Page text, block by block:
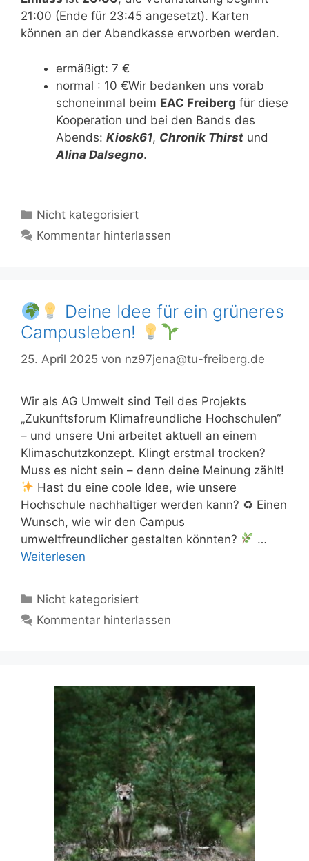
21:00 (Ende für 23:45 angesetzt). Karten
können an der Abendkasse erworben werden.
ermäßigt: 7 €
normal : 10 €Wir bedanken uns vorab
schoneinmal beim EAC Freiberg für diese
Kooperation und bei den Bands des
Abends: Kiosk61, Chronik Thirst und
Alina Dalsegno.
Kategorien
Nicht kategorisiert
Kommentar hinterlassen
Deine Idee für ein grüneres
Campusleben!
25. April 2025 von nz97jena@tu-freiberg.de
Wir als AG Umwelt sind Teil des Projekts
„Zukunftsforum Klimafreundliche Hochschulen“
– und unsere Uni arbeitet aktuell an einem
Klimaschutzkonzept. Klingt erstmal trocken?
Muss es nicht sein – denn deine Meinung zählt!
Hast du eine coole Idee, wie unsere
Hochschule nachhaltiger werden kann? ♻ Einen
Wunsch, wie wir den Campus
umweltfreundlicher gestalten könnten?
…
Weiterlesen
Kategorien
Nicht kategorisiert
Kommentar hinterlassen